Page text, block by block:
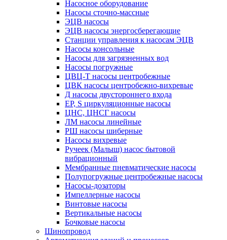
Насосное оборудование
Насосы сточно-массные
ЭЦВ насосы
ЭЦВ насосы энергосберегающие
Станции управления к насосам ЭЦВ
Насосы консольные
Насосы для загрязненных вод
Насосы погружные
ЦВЦ-Т насосы центробежные
ЦВК насосы центробежно-вихревые
Д насосы двустороннего входа
EP, S циркуляционные насосы
ЦНС, ЦНСГ насосы
ЛМ насосы линейные
РШ насосы шиберные
Насосы вихревые
Ручеек (Малыш) насос бытовой
вибрационный
Мембранные пневматические насосы
Полупогружные центробежные насосы
Насосы-дозаторы
Импеллерные насосы
Винтовые насосы
Вертикальные насосы
Бочковые насосы
Шинопровод